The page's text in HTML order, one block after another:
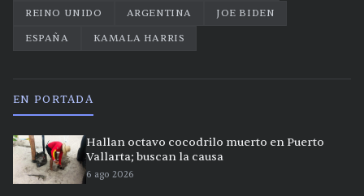
REINO UNIDO
ARGENTINA
JOE BIDEN
ESPAÑA
KAMALA HARRIS
EN PORTADA
Hallan octavo cocodrilo muerto en Puerto
Vallarta; buscan la causa
6 ago 2026